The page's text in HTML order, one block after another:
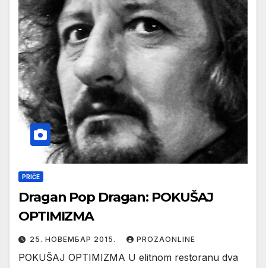
PRIČE
Dragan Pop Dragan: POKUŠAJ
OPTIMIZMA
25. НОВЕМБАР 2015. PROZAONLINE
POKUŠAJ OPTIMIZMA U elitnom restoranu dva